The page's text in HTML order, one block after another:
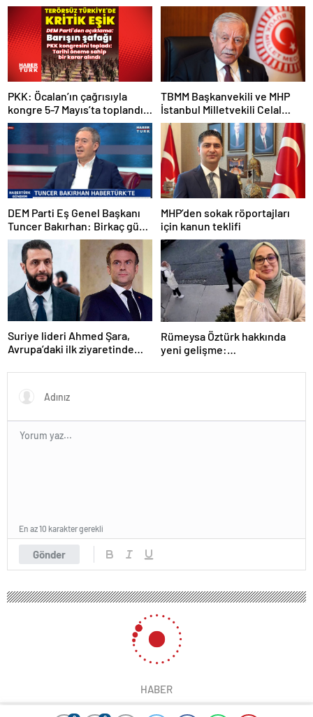
PKK: Öcalan’ın çağrısıyla
kongre 5-7 Mayıs’ta toplandı!
Tarihi bir karar alındı!
TBMM Başkanvekili ve MHP
İstanbul Milletvekili Celal
Adan: Kan ve kin devri
kapanmıştır
DEM Parti Eş Genel Başkanı
Tuncer Bakırhan: Birkaç gün
içerisinde kongre kararları
açıklanacak
MHP’den sokak röportajları
için kanun teklifi
Suriye lideri Ahmed Şara,
Avrupa’daki ilk ziyaretinde
Rümeysa Öztürk hakkında
yeni gelişme:
geciktirilmemesini istedi
Gönder
En az 10 karakter gerekli
HABER